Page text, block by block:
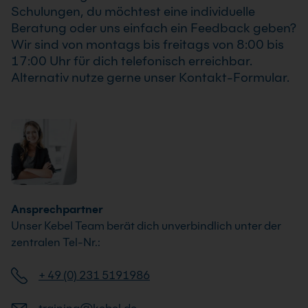
Schulungen, du möchtest eine individuelle
Beratung oder uns einfach ein Feedback geben?
Wir sind von montags bis freitags von 8:00 bis
17:00 Uhr für dich telefonisch erreichbar.
Alternativ nutze gerne unser Kontakt-Formular.
Ansprechpartner
Unser Kebel Team berät dich unverbindlich unter der
zentralen Tel-Nr.:
+ 49 (0) 231 5191986